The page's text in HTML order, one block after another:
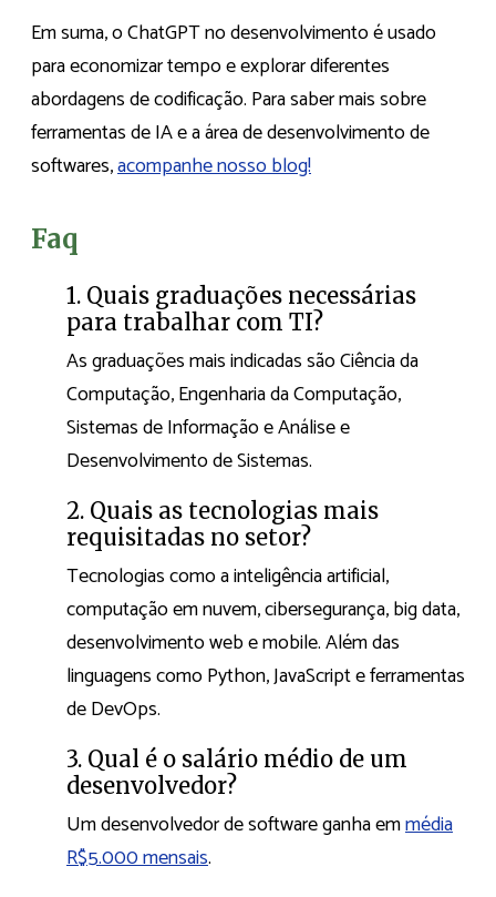
Em suma, o ChatGPT no desenvolvimento é usado
para economizar tempo e explorar diferentes
abordagens de codificação. Para saber mais sobre
ferramentas de IA e a área de desenvolvimento de
softwares,acompanhe nosso blog!
Faq
1. Quais graduações necessárias
para trabalhar com TI?
As graduações mais indicadas são Ciência da
Computação, Engenharia da Computação,
Sistemas de Informação e Análise e
Desenvolvimento de Sistemas.
2. Quais as tecnologias mais
requisitadas no setor?
Tecnologias como a inteligência artificial,
computação em nuvem, cibersegurança, big data,
desenvolvimento web e mobile. Além das
linguagens como Python, JavaScript e ferramentas
de DevOps.
3. Qual é o salário médio de um
desenvolvedor?
Um desenvolvedor de software ganha emmédia
R$5.000 mensais.